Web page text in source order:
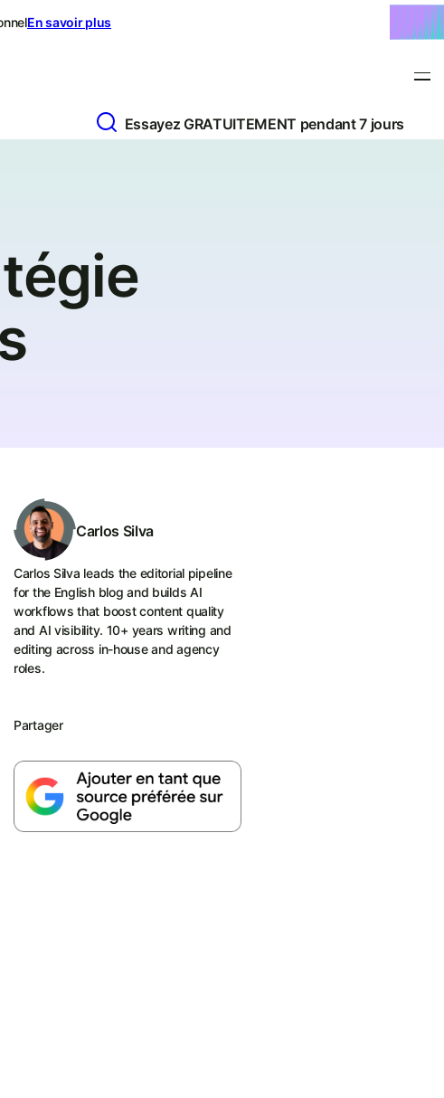
En savoir plus
Essayez GRATUITEMENT pendant 7 jours
Carlos Silva
Carlos Silva leads the editorial pipeline
for the English blog and builds AI
workflows that boost content quality
and AI visibility. 10+ years writing and
editing across in-house and agency
roles.
Partager